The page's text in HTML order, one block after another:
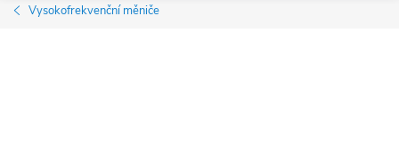
Vysokofrekvenční měniče